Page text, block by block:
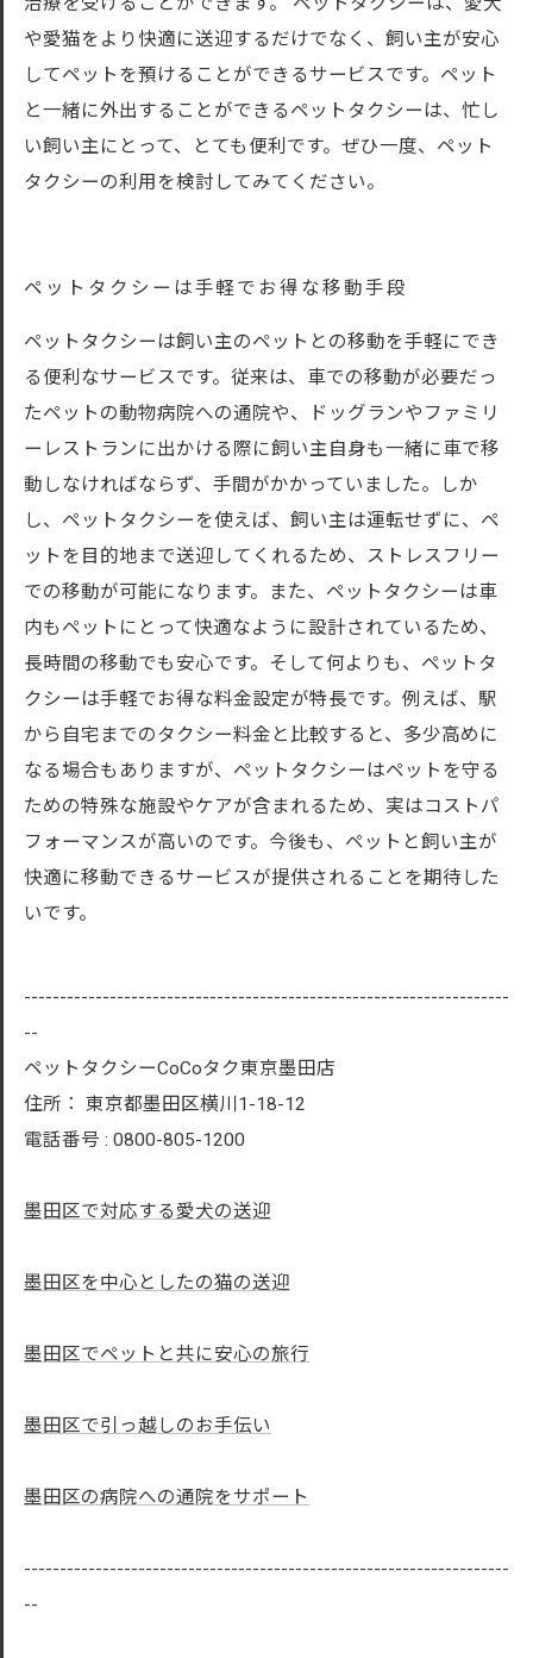
や愛猫をより快適に送迎するだけでなく、飼い主が安心
してペットを預けることができるサービスです。ペット
と一緒に外出することができるペットタクシーは、忙し
い飼い主にとって、とても便利です。ぜひ一度、ペット
タクシーの利用を検討してみてください。
ペットタクシーは手軽でお得な移動手段
ペットタクシーは飼い主のペットとの移動を手軽にでき
る便利なサービスです。従来は、車での移動が必要だっ
たペットの動物病院への通院や、ドッグランやファミリ
ーレストランに出かける際に飼い主自身も一緒に車で移
動しなければならず、手間がかかっていました。しか
し、ペットタクシーを使えば、飼い主は運転せずに、ペ
ットを目的地まで送迎してくれるため、ストレスフリー
での移動が可能になります。また、ペットタクシーは車
内もペットにとって快適なように設計されているため、
長時間の移動でも安心です。そして何よりも、ペットタ
クシーは手軽でお得な料金設定が特長です。例えば、駅
から自宅までのタクシー料金と比較すると、多少高めに
なる場合もありますが、ペットタクシーはペットを守る
ための特殊な施設やケアが含まれるため、実はコストパ
フォーマンスが高いのです。今後も、ペットと飼い主が
快適に移動できるサービスが提供されることを期待した
いです。
--------------------------------------------------------------------
--
ペットタクシーCoCoタク東京墨田店
住所： 東京都墨田区横川1-18-12
電話番号 : 0800-805-1200
墨田区で対応する愛犬の送迎
墨田区を中心としたの猫の送迎
墨田区でペットと共に安心の旅行
墨田区で引っ越しのお手伝い
墨田区の病院への通院をサポート
--------------------------------------------------------------------
--